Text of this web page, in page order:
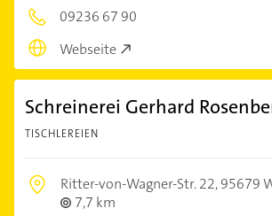
09236 67 90
Webseite
Schreinerei Gerhard
TISCHLEREIEN
Ritter-von-Wagner-Str. 22,95679
7,7 km